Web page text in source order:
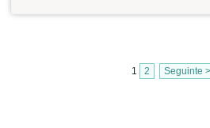
1 2 Seguinte